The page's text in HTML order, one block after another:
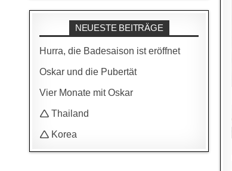
NEUESTE BEITRÄGE
Hurra, die Badesaison ist eröffnet
Oskar und die Pubertät
Vier Monate mit Oskar
🛆 Thailand
🛆 Korea